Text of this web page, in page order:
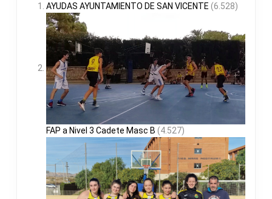
AYUDAS AYUNTAMIENTO DE SAN VICENTE (6.528)
FAP a Nivel 3 Cadete Masc B (4.527)